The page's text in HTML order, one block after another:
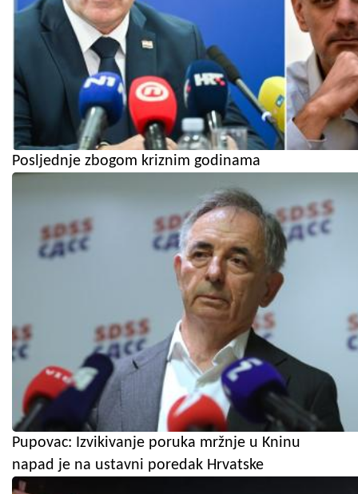
Posljednje zbogom kriznim godinama
Pupovac: Izvikivanje poruka mržnje u Kninu
napad je na ustavni poredak Hrvatske